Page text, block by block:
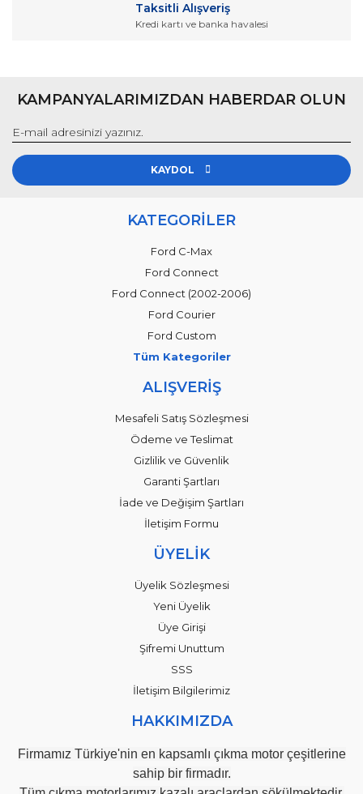
Taksitli Alışveriş
Kredi kartı ve banka havalesi
KAMPANYALARIMIZDAN HABERDAR OLUN
KAYDOL
KATEGORİLER
Ford C-Max
Ford Connect
Ford Connect (2002-2006)
Ford Courier
Ford Custom
Tüm Kategoriler
ALIŞVERİŞ
Mesafeli Satış Sözleşmesi
Ödeme ve Teslimat
Gizlilik ve Güvenlik
Garanti Şartları
İade ve Değişim Şartları
İletişim Formu
ÜYELİK
Üyelik Sözleşmesi
Yeni Üyelik
Üye Girişi
Şifremi Unuttum
SSS
İletişim Bilgilerimiz
HAKKIMIZDA
Firmamız Türkiye'nin en kapsamlı çıkma motor çeşitlerine
sahip bir firmadır.